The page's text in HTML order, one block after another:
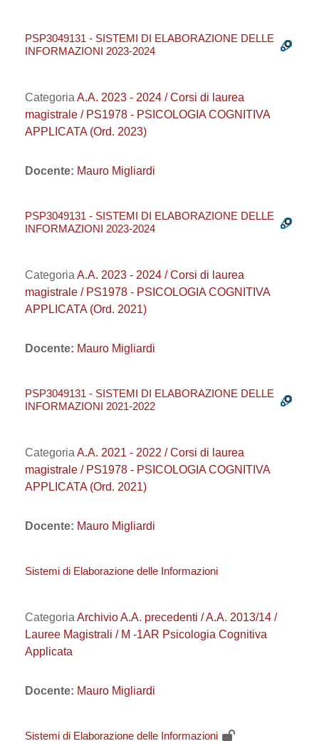
PSP3049131 - SISTEMI DI ELABORAZIONE DELLE
INFORMAZIONI 2023-2024
Categoria A.A. 2023 - 2024 / Corsi di laurea
magistrale / PS1978 - PSICOLOGIA COGNITIVA
APPLICATA (Ord. 2023)
Docente: Mauro Migliardi
PSP3049131 - SISTEMI DI ELABORAZIONE DELLE
INFORMAZIONI 2023-2024
Categoria A.A. 2023 - 2024 / Corsi di laurea
magistrale / PS1978 - PSICOLOGIA COGNITIVA
APPLICATA (Ord. 2021)
Docente: Mauro Migliardi
PSP3049131 - SISTEMI DI ELABORAZIONE DELLE
INFORMAZIONI 2021-2022
Categoria A.A. 2021 - 2022 / Corsi di laurea
magistrale / PS1978 - PSICOLOGIA COGNITIVA
APPLICATA (Ord. 2021)
Docente: Mauro Migliardi
Sistemi di Elaborazione delle Informazioni
Categoria Archivio A.A. precedenti / A.A. 2013/14 /
Lauree Magistrali / M -1AR Psicologia Cognitiva
Applicata
Docente: Mauro Migliardi
Sistemi di Elaborazione delle Informazioni